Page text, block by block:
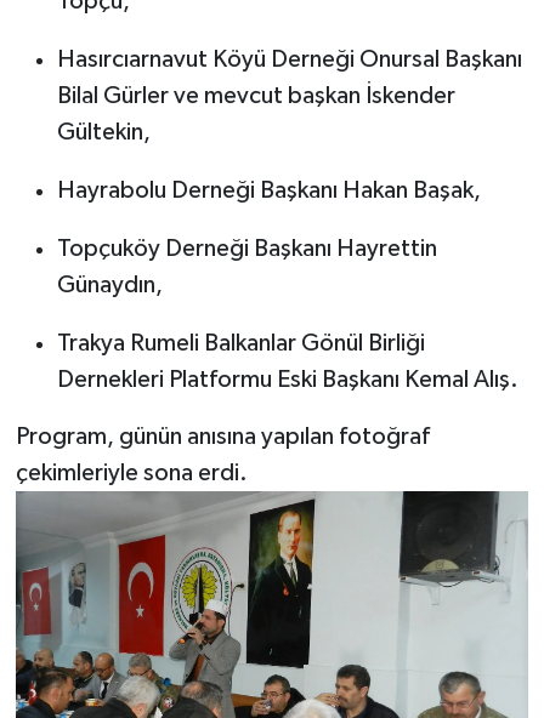
Hasırcıarnavut Köyü Derneği Onursal Başkanı
Bilal Gürler ve mevcut başkan İskender
Gültekin,
Hayrabolu Derneği Başkanı Hakan Başak,
Topçuköy Derneği Başkanı Hayrettin
Günaydın,
Trakya Rumeli Balkanlar Gönül Birliği
Dernekleri Platformu Eski Başkanı Kemal Alış.
Program, günün anısına yapılan fotoğraf
çekimleriyle sona erdi.